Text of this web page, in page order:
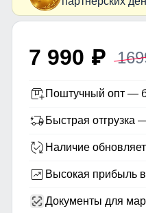
7 990 p
Поштучный опт —
Быстрая отгрузка
Наличие
Высокая прибыль
Документы для